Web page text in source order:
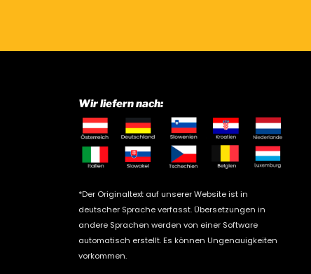
Wir liefern nach:
*Der Originaltext auf unserer Website ist in
deutscher Sprache verfasst. Übersetzungen in
andere Sprachen werden von einer Software
automatisch erstellt. Es können Ungenauigkeiten
vorkommen.